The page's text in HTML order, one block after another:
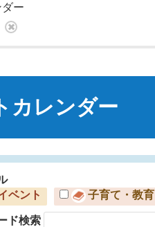
ー
カレンダー
ベント
子育て・教育
ド検索